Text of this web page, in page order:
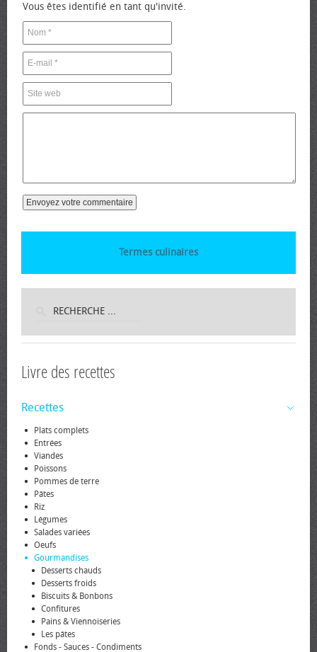
Vous êtes identifié en tant qu'invité.
Termes culinaires
Livre des recettes
Recettes
Plats complets
Entrées
Viandes
Poissons
Pommes de terre
Pâtes
Riz
Légumes
Salades variées
Oeufs
Gourmandises
Desserts chauds
Desserts froids
Biscuits & Bonbons
Confitures
Pains & Viennoiseries
Les pâtes
Fonds - Sauces - Condiments